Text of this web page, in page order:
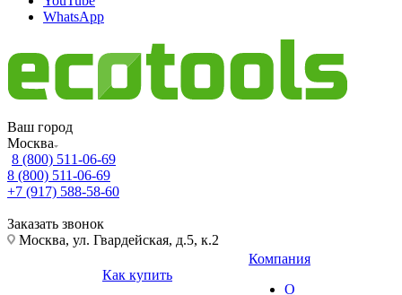
WhatsApp
Ваш город
Москва
8 (800) 511-06-69
8 (800) 511-06-69
+7 (917) 588-58-60
Заказать звонок
Москва, ул. Гвардейская, д.5, к.2
Как купить
Компания
О